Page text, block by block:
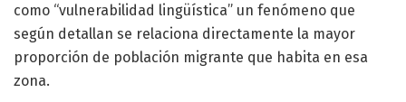
como “vulnerabilidad lingüística” un fenómeno que
según detallan se relaciona directamente la mayor
proporción de población migrante que habita en esa
zona.